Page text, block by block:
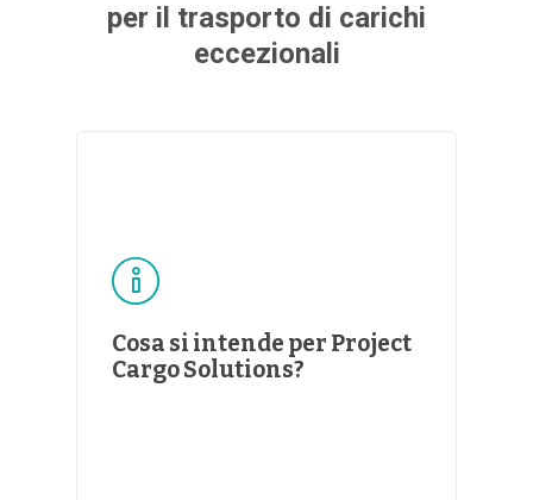
per il trasporto di carichi
eccezionali
Cosa si intende per Project
Cargo Solutions?